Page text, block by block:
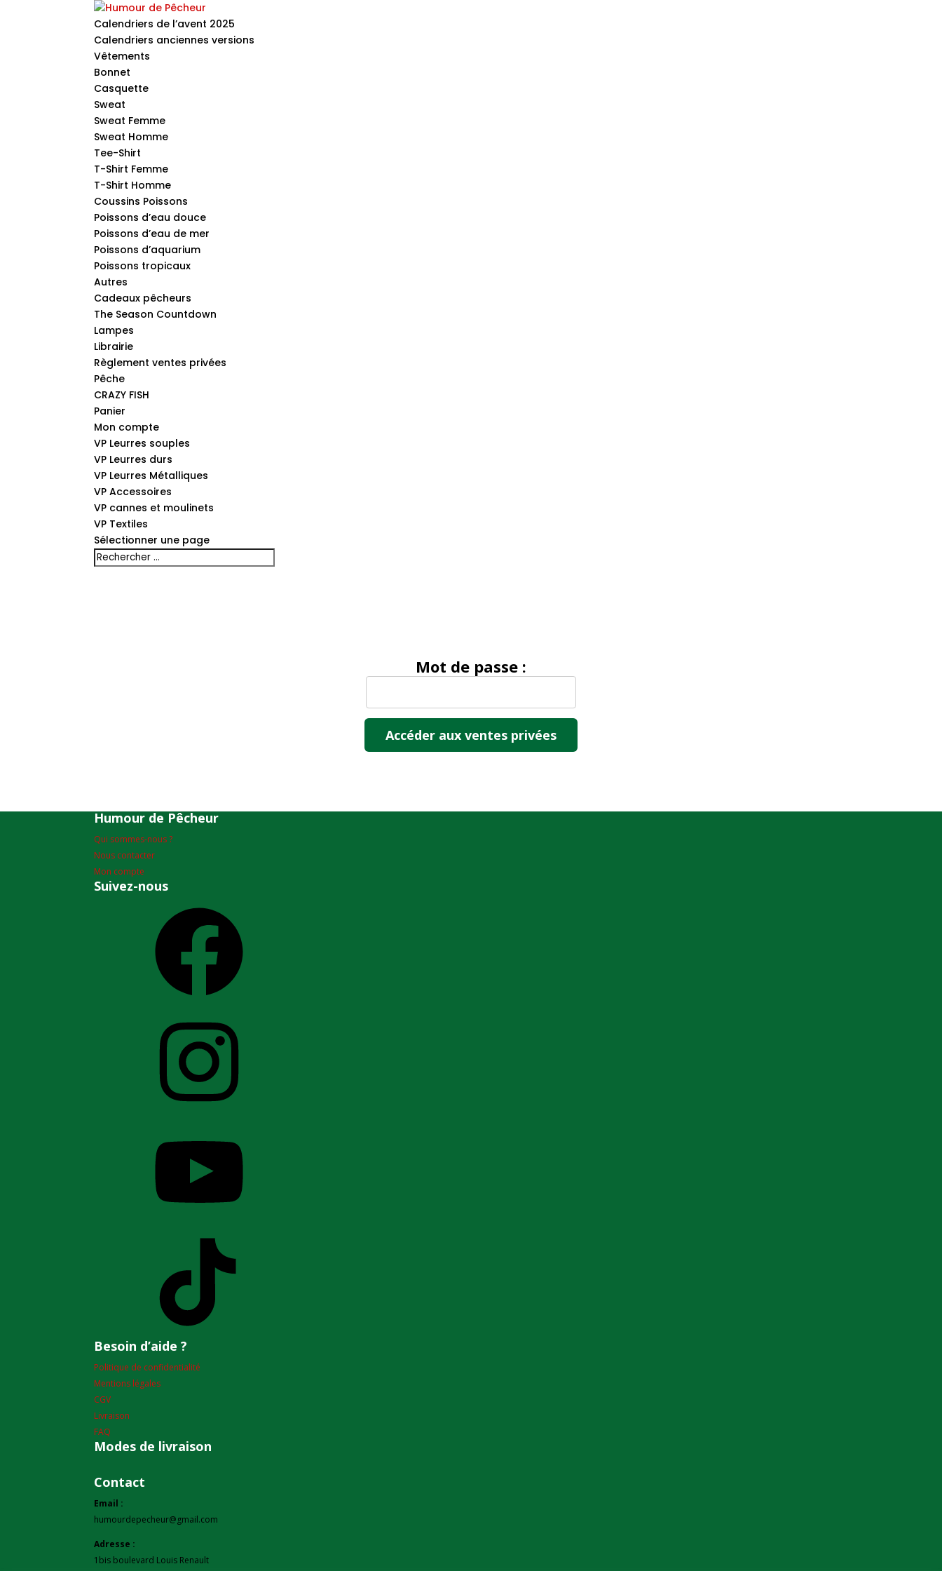
Calendriers de l’avent 2025
Calendriers anciennes versions
Vêtements
Bonnet
Casquette
Sweat
Sweat Femme
Sweat Homme
Tee-Shirt
T-Shirt Femme
T-Shirt Homme
Coussins Poissons
Poissons d’eau douce
Poissons d’eau de mer
Poissons d’aquarium
Poissons tropicaux
Autres
Cadeaux pêcheurs
The Season Countdown
Lampes
Librairie
Règlement ventes privées
Pêche
CRAZY FISH
Panier
Mon compte
VP Leurres souples
VP Leurres durs
VP Leurres Métalliques
VP Accessoires
VP cannes et moulinets
VP Textiles
Sélectionner une page
Mot de passe :
Humour de Pêcheur
Qui sommes-nous ?
Nous contacter
Mon compte
Suivez-nous
Besoin d’aide ?
Politique de confidentialité
Mentions légales
CGV
Livraison
FAQ
Modes de livraison
Contact
Email :
humourdepecheur@gmail.com
Adresse :
1bis boulevard Louis Renault